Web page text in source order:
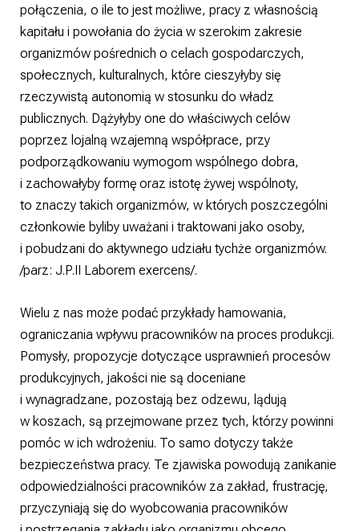
połączenia, o ile to jest możliwe, pracy z własnością
kapitału i powołania do życia w szerokim zakresie
organizmów pośrednich o celach gospodarczych,
społecznych, kulturalnych, które cieszyłyby się
rzeczywistą autonomią w stosunku do władz
publicznych. Dążyłyby one do właściwych celów
poprzez lojalną wzajemną współprace, przy
podporządkowaniu wymogom wspólnego dobra,
i zachowałyby formę oraz istotę żywej wspólnoty,
to znaczy takich organizmów, w których poszczególni
członkowie byliby uważani i traktowani jako osoby,
i pobudzani do aktywnego udziału tychże organizmów.
/parz: J.P.II Laborem exercens/.
Wielu z nas może podać przykłady hamowania,
ograniczania wpływu pracowników na proces produkcji.
Pomysły, propozycje dotyczące usprawnień procesów
produkcyjnych, jakości nie są doceniane
i wynagradzane, pozostają bez odzewu, lądują
w koszach, są przejmowane przez tych, którzy powinni
pomóc w ich wdrożeniu. To samo dotyczy także
bezpieczeństwa pracy. Te zjawiska powodują zanikanie
odpowiedzialności pracowników za zakład, frustrację,
przyczyniają się do wyobcowania pracowników